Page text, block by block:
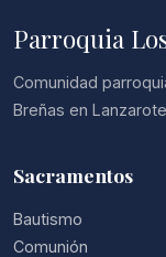
Parroquia
Comunidad
Breñas en
Sacramentos
Bautismo
Comunión